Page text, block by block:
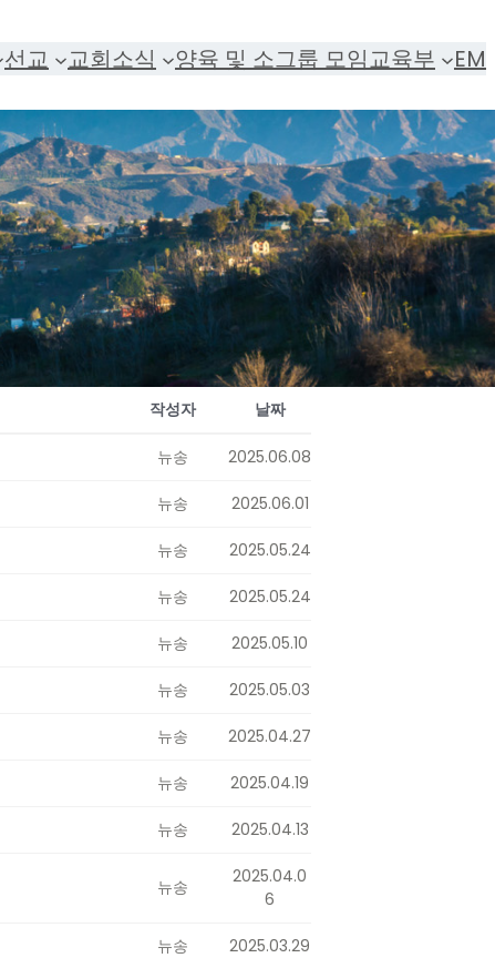
선교 교회소식 양육 및 소그룹 모임교육부 EM
작성자 날짜
뉴송 2025.06.08
뉴송 2025.06.01
뉴송 2025.05.24
뉴송 2025.05.24
뉴송 2025.05.10
뉴송 2025.05.03
뉴송 2025.04.27
뉴송 2025.04.19
뉴송 2025.04.13
뉴송
2025.04.0
6
뉴송 2025.03.29